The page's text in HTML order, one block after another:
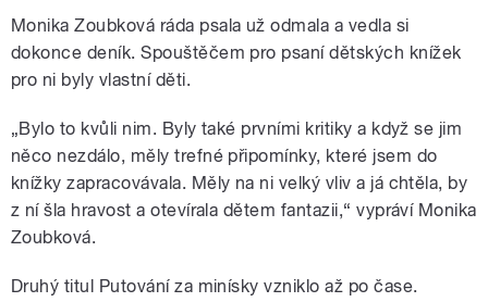
Monika Zoubková ráda psala už odmala a vedla si
dokonce deník. Spouštěčem pro psaní dětských knížek
pro ni byly vlastní děti.
„Bylo to kvůli nim. Byly také prvními kritiky a když se jim
něco nezdálo, měly trefné připomínky, které jsem do
knížky zapracovávala. Měly na ni velký vliv a já chtěla, by
z ní šla hravost a otevírala dětem fantazii,“ vypráví Monika
Zoubková.
Druhý titul Putování za minísky vzniklo až po čase.